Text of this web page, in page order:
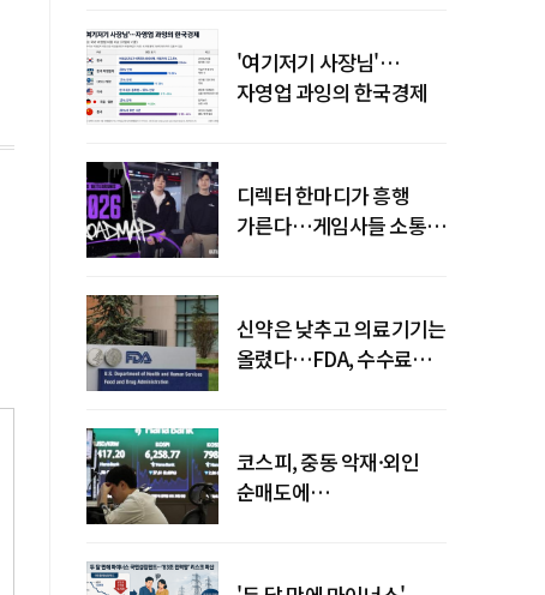
'여기저기 사장님'…
자영업 과잉의 한국경제
디렉터 한마디가 흥행
가른다…게임사들 소통
신약은 낮추고 의료기기는
올렸다…FDA, 수수료
코스피, 중동 악재·외인
순매도에